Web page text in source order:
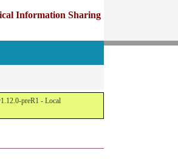
Information Sharing
preR1 - Local